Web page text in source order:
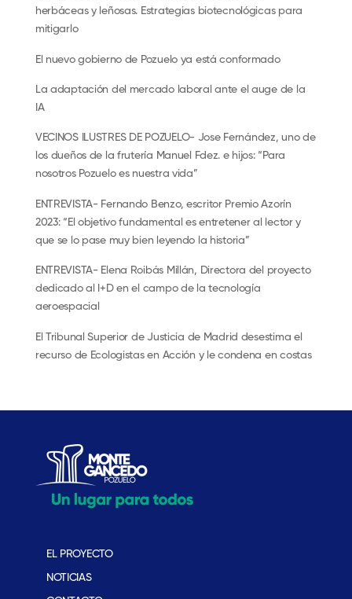
herbáceas y leñosas. Estrategias biotecnológicas para
mitigarlo
El nuevo gobierno de Pozuelo ya está conformado
La adaptación del mercado laboral ante el auge de la
IA
VECINOS ILUSTRES DE POZUELO- Jose Fernández, uno de
los dueños de la frutería Manuel Fdez. e hijos: “Para
nosotros Pozuelo es nuestra vida”
ENTREVISTA- Fernando Benzo, escritor Premio Azorín
2023: “El objetivo fundamental es entretener al lector y
que se lo pase muy bien leyendo la historia”
ENTREVISTA- Elena Roibás Millán, Directora del proyecto
dedicado al I+D en el campo de la tecnología
aeroespacial
El Tribunal Superior de Justicia de Madrid desestima el
recurso de Ecologistas en Acción y le condena en costas
EL PROYECTO
NOTICIAS